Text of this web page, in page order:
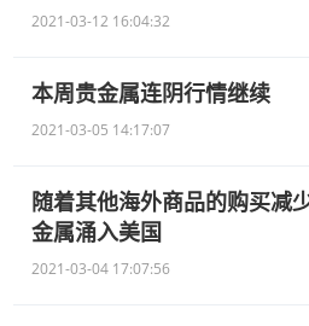
2021-03-12 16:04:32
本周贵金属连阴行情继续
2021-03-05 14:17:07
随着其他海外商品的购买减
金属涌入美国
2021-03-04 17:07:56